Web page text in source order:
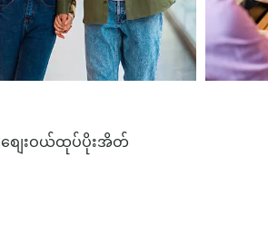
စျေးဝယ်ထုပ်ပိုးအိတ်